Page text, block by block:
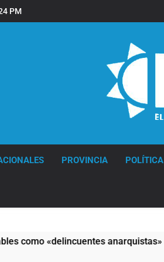
PM
PROVINCIA POLÍTICA
anarquistas»